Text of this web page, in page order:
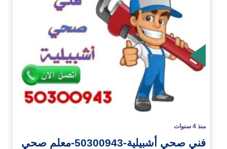
منذ 4 سنوات
فني صحي أشبيلية-50300943-معلم صحي